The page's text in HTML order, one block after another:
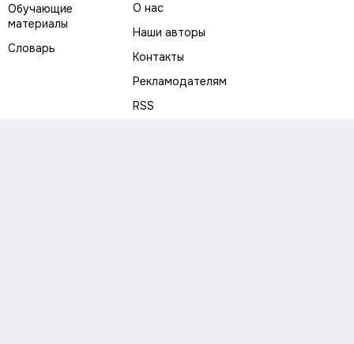
Обучающие
материалы
Словарь
О нас
Наши авторы
Контакты
Рекламодателям
RSS